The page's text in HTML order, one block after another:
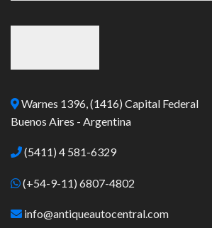
Warnes 1396, (1416) Capital Federal
Buenos Aires - Argentina
(5411) 4 581-6329
(+54-9-11) 6807-4802
info@antiqueautocentral.com